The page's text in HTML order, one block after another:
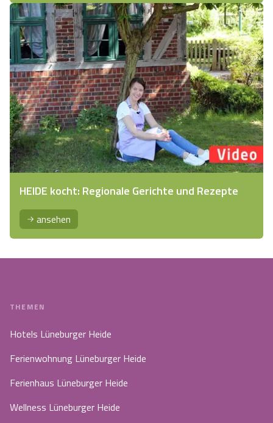
HEIDE kocht: Regionale Gerichte und Rezepte
ansehen
THEMEN
Hotels Lüneburger Heide
Ferienwohnung Lüneburger Heide
Ferienhaus Lüneburger Heide
Wellness Lüneburger Heide